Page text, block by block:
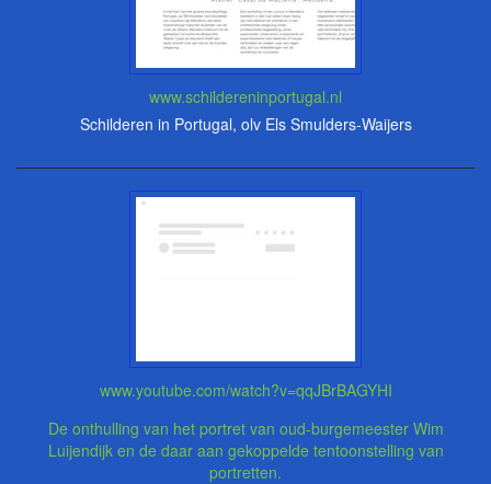
www.schildereninportugal.nl
Schilderen in Portugal, olv Els Smulders-Waijers
www.youtube.com/watch?v=qqJBrBAGYHI
De onthulling van het portret van oud-burgemeester Wim
Luijendijk en de daar aan gekoppelde tentoonstelling van
portretten.